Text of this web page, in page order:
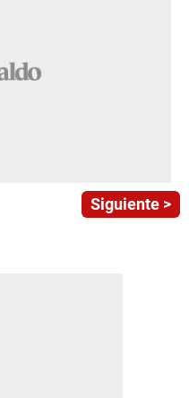
Siguiente >